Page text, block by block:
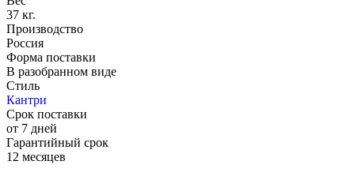
37 кг.
Производство
Россия
Форма поставки
В разобранном виде
Стиль
Кантри
Срок поставки
от 7 дней
Гарантийный срок
12 месяцев